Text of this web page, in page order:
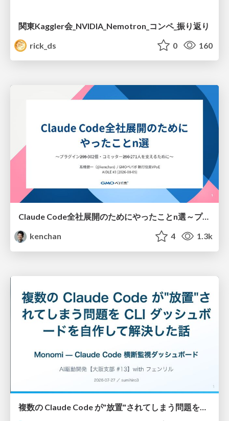
関東Kaggler会_NVIDIA_Nemotron_コンペ_振り返り
rick_ds
0 160
Claude Code全社展開のためにやったことn選～プラグイン302個・コミッター271人を支えるために～
kenchan
4 1.3k
複数の Claude Code が"放置"されてしまう問題をCLI ダッシュボードを自作して解決した話